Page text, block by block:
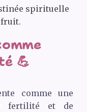
spirituelle
💪
comme une
fertilité et de